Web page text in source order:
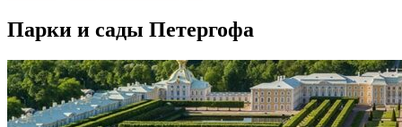
Парки и сады Петергофа